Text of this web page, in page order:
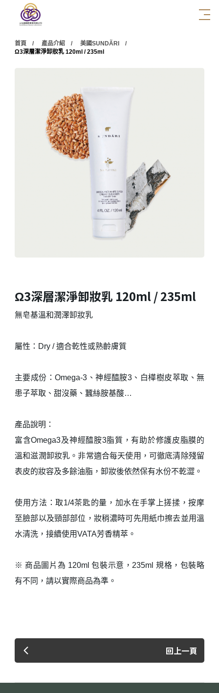
首頁 產品介紹
美國SUNDÃRI
Ω3深層潔淨卸妝乳 120ml / 235ml
Ω3深層潔淨卸妝乳 120ml / 235ml
無皂基溫和潤澤卸妝乳
屬性：Dry / 適合乾性或熟齡膚質
主要成份：Omega-3、神經醯胺3、白樺樹皮萃取、無
患子萃取、甜沒藥、蠶絲胺基酸…
產品說明：
富含Omega3及神經醯胺3脂質，有助於修護皮脂膜的
溫和滋潤卸妝乳。非常適合每天使用，可徹底清除殘留
表皮的妝容及多餘油脂，卸妝後依然保有水份不乾澀。
使用方法：取1/4茶匙的量，加水在手掌上搓揉，按摩
至臉部以及頸部部位，妝稍濃時可先用紙巾擦去並用溫
水清洗，接續使用VATA芳香精萃。
※ 商品圖片為 120ml 包裝示意，235ml 規格，包裝略
有不同，請以實際商品為準。
回上一頁